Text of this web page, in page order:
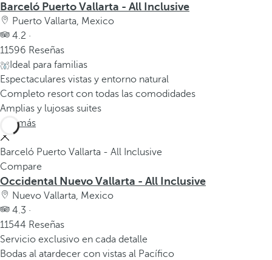
Barceló Puerto Vallarta - All Inclusive
Puerto Vallarta, Mexico
4.2 ·
11596 Reseñas
Ideal para familias
Espectaculares vistas y entorno natural
Completo resort con todas las comodidades
Amplias y lujosas suites
Ver más
Barceló Puerto Vallarta - All Inclusive
Compare
Occidental Nuevo Vallarta - All Inclusive
Nuevo Vallarta, Mexico
4.3 ·
11544 Reseñas
Servicio exclusivo en cada detalle
Bodas al atardecer con vistas al Pacífico